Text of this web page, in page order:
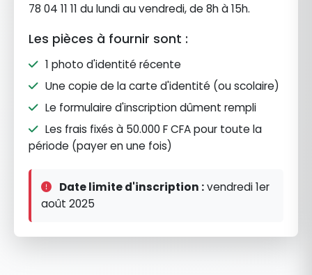
78 04 11 11 du lundi au vendredi, de 8h à 15h.
Les pièces à fournir sont :
1 photo d'identité récente
Une copie de la carte d'identité (ou scolaire)
Le formulaire d'inscription dûment rempli
Les frais fixés à 50.000 F CFA pour toute la
période (payer en une fois)
Date limite d'inscription :vendredi 1er
août 2025